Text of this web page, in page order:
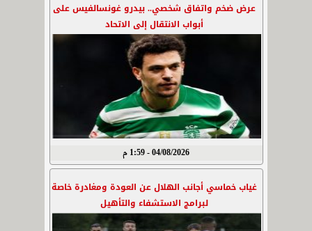
عرض ضخم واتفاق شخصي.. بيدرو غونسالفيس على
أبواب الانتقال إلى الاتحاد
04/08/2026 - 1:59 م
غياب خماسي أجانب الهلال عن العودة ومغادرة خاصة
لبرامج الاستشفاء والتأهيل